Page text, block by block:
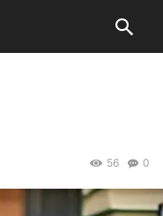
0
56